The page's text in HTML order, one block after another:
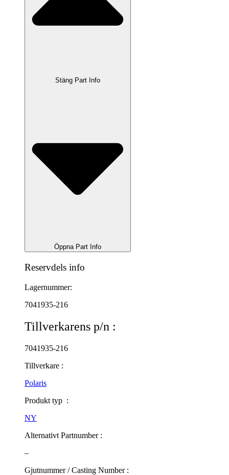
Stäng Part Info
Öppna Part Info
Reservdels info
Lagernummer:
7041935-216
Tillverkarens p/n :
7041935-216
Tillverkare :
Polaris
Produkt typ :
NY
Alternativt Partnumber :
–
Gjutnummer / Casting Number :